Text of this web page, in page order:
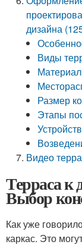
дизайна
Виды
Размер
Этапы
Видео
Терраса к
Выбор
Как уже
каркас. Это